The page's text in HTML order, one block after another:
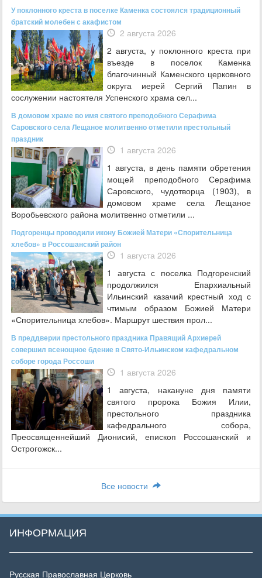
У поклонного креста в поселке Каменка состоялся традиционный
братский молебен с акафистом
2 августа 2026
2 августа, у поклонного креста при
въезде в поселок Каменка
благочинный Каменского церковного
округа иерей Сергий Папин в
сослужении настоятеля Успенского храма сел...
В домовом храме во имя святого преподобного Серафима
Саровского села Лещаное молитвенно отметили престольный
праздник
1 августа 2026
1 августа, в день памяти обретения
мощей преподобного Серафима
Саровского, чудотворца (1903), в
домовом храме села Лещаное
Воробьевского района молитвенно отметили ...
Подгоренцы проводили икону Божией Матери «Спорительница
хлебов» в Россошанский район
1 августа 2026
1 августа с поселка Подгоренский
продолжился Епархиальный
Ильинский казачий крестный ход с
чтимым образом Божией Матери
«Спорительница хлебов». Маршрут шествия прол...
В преддверии престольного праздника Правящий Архиерей
совершил всенощное бдение в Свято-Ильинском кафедральном
соборе города Россоши
1 августа 2026
1 августа, накануне дня памяти
святого пророка Божия Илии,
престольного праздника
кафедрального собора,
Преосвященнейший Дионисий, епископ Россошанский и
Острогожск...
Все новости
ИНФОРМАЦИЯ
Русская Православная Церковь